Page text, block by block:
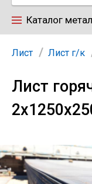
Каталог
Труба
Уголок
Лист Лист г/к
Лист